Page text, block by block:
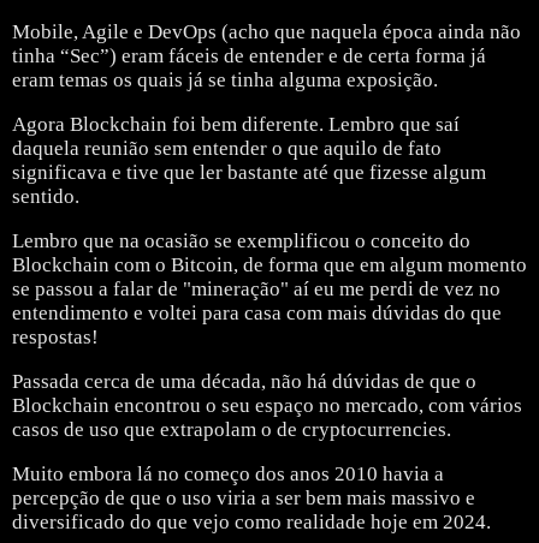
Mobile, Agile e DevOps (acho que naquela época ainda não
tinha “Sec”) eram fáceis de entender e de certa forma já
eram temas os quais já se tinha alguma exposição.
Agora Blockchain foi bem diferente. Lembro que saí
daquela reunião sem entender o que aquilo de fato
significava e tive que ler bastante até que fizesse algum
sentido.
Lembro que na ocasião se exemplificou o conceito do
Blockchain com o Bitcoin, de forma que em algum momento
se passou a falar de "mineração" aí eu me perdi de vez no
entendimento e voltei para casa com mais dúvidas do que
respostas!
Passada cerca de uma década, não há dúvidas de que o
Blockchain encontrou o seu espaço no mercado, com vários
casos de uso que extrapolam o de cryptocurrencies.
Muito embora lá no começo dos anos 2010 havia a
percepção de que o uso viria a ser bem mais massivo e
diversificado do que vejo como realidade hoje em 2024.